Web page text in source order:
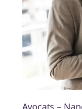
Avocats –